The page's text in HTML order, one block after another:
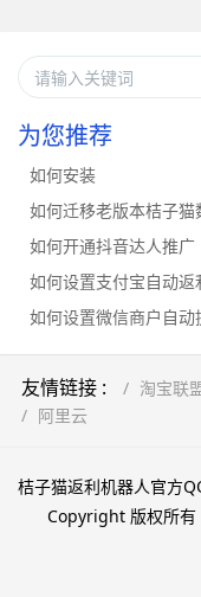
为您推荐
如何安装
如何迁移老版本桔子猫
如何开通抖音达人推广
如何设置支付宝自动返
如何设置微信商户自动
友情链接 : 淘宝联
阿里云
桔子猫返利机器人官方
Copyright 版权所